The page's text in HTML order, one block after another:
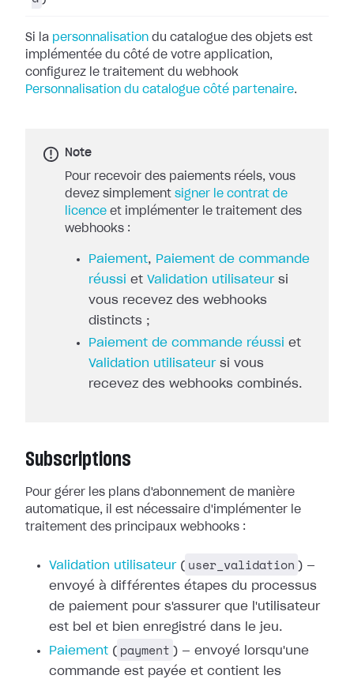
Si la personnalisation du catalogue des objets est
implémentée du côté de votre application,
configurez le traitement du webhook
Personnalisation du catalogue côté partenaire.
Note
Pour recevoir des paiements réels, vous
devez simplement signer le contrat de
licence et implémenter le traitement des
webhooks :
Paiement, Paiement de commande
réussi et Validation utilisateursi
vous recevez des webhooks
distincts ;
Paiement de commande réussi et
Validation utilisateursi vous
recevez des webhooks combinés.
Subscriptions
Pour gérer les plans d'abonnement de manière
automatique, il est nécessaire d'implémenter le
traitement des principaux webhooks :
Validation utilisateur ( user_validation ) —
envoyé à différentes étapes du processus
de paiement pour s'assurer que l'utilisateur
est bel et bien enregistré dans le jeu.
Paiement ( payment ) — envoyé lorsqu'une
commande est payée et contient les